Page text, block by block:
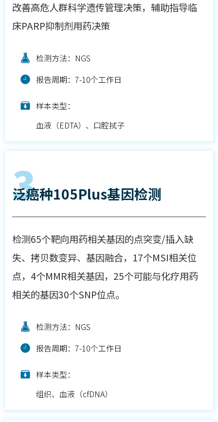
改善高危人群科学遗传管理决策，辅助指导临
床PARP抑制剂用药决策
检测方法：NGS
报告周期：7-10个工作日
样本类型：
血液（EDTA）、口腔拭子
3
泛癌种105Plus基因检测
检测65个靶向用药相关基因的点突变/插入缺
失、拷贝数变异、基因融合，17个MSI相关位
点，4个MMR相关基因，25个可能与化疗用药
相关的基因30个SNP位点。
检测方法：NGS
报告周期：7-10个工作日
样本类型：
组织、血液（cfDNA）